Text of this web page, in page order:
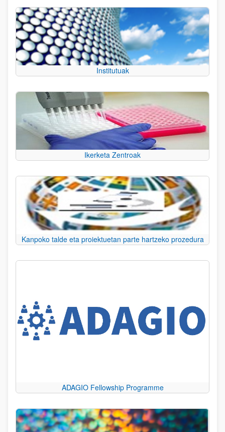
Institutuak
Ikerketa Zentroak
Kanpoko talde eta proiektuetan parte hartzeko prozedura
ADAGIO Fellowship Programme